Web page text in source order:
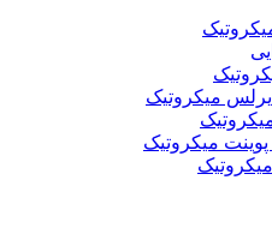
میکروتیک
میکروتیک